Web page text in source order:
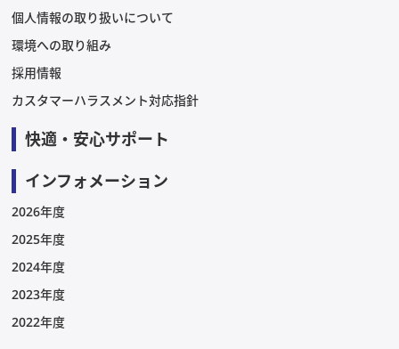
個人情報の取り扱いについて
環境への取り組み
採用情報
カスタマーハラスメント対応指針
快適・安心サポート
インフォメーション
2026年度
2025年度
2024年度
2023年度
2022年度